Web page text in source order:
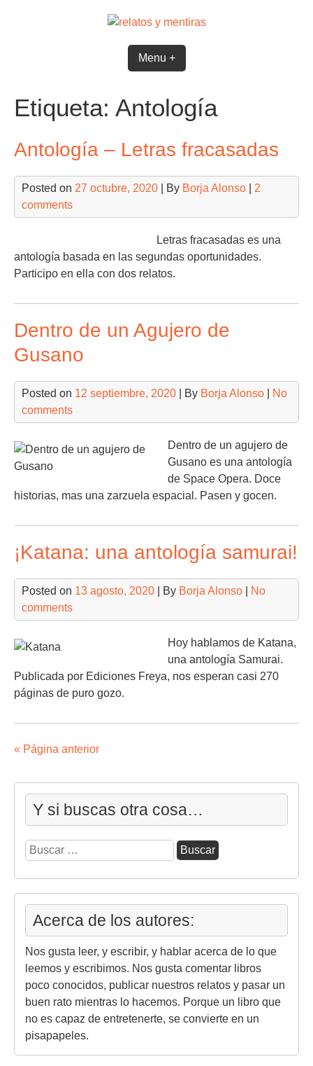
Menu +
Etiqueta: Antología
Antología – Letras fracasadas
Posted on 27 octubre, 2020 | By Borja Alonso
2
comments
Letras fracasadas es una
antología basada en las segundas oportunidades.
Participo en ella con dos relatos.
Dentro de un Agujero de
Gusano
Posted on 12 septiembre, 2020 | By Borja Alonso
No
comments
Dentro de un agujero de
Gusano es una antología
de Space Opera. Doce
historias, mas una zarzuela espacial. Pasen y gocen.
¡Katana: una antología samurai!
Posted on 13 agosto, 2020 | By Borja Alonso
No
comments
Hoy hablamos de Katana,
una antología Samurai.
Publicada por Ediciones Freya, nos esperan casi 270
páginas de puro gozo.
« Página anterior
Y si buscas otra cosa…
Buscar:
Acerca de los autores:
Nos gusta leer, y escribir, y hablar acerca de lo que
leemos y escribimos. Nos gusta comentar libros
poco conocidos, publicar nuestros relatos y pasar un
buen rato mientras lo hacemos. Porque un libro que
no es capaz de entretenerte, se convierte en un
pisapapeles.